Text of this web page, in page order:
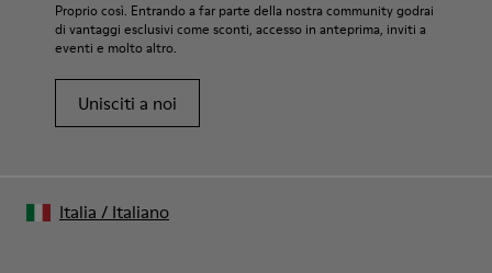
Proprio così. Entrando a far parte della nostra community godrai
di vantaggi esclusivi come sconti, accesso in anteprima, inviti a
eventi e molto altro.
Unisciti a noi
Italia / Italiano